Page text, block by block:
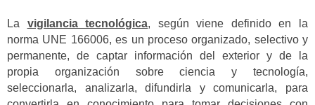
La vigilancia tecnológica, según viene definido en la
norma UNE 166006, es un proceso organizado, selectivo y
permanente, de captar información del exterior y de la
propia organización sobre ciencia y tecnología,
seleccionarla, analizarla, difundirla y comunicarla, para